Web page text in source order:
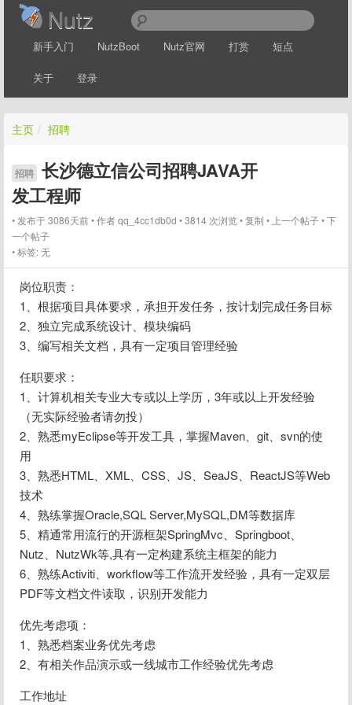
Nutz
新手入门 NutzBoot Nutz官网 打赏 短点
关于 登录
主页 / 招聘
招聘 长沙德立信公司招聘JAVA开
发工程师
发布于 3086天前 作者qq_4cc1db0d 3814 次浏览 复制 上一个帖子 下
一个帖子
标签:无
岗位职责：
1、根据项目具体要求，承担开发任务，按计划完成任务目标
2、独立完成系统设计、模块编码
3、编写相关文档，具有一定项目管理经验
任职要求：
1、计算机相关专业大专或以上学历，3年或以上开发经验
（无实际经验者请勿投）
2、熟悉myEclipse等开发工具，掌握Maven、git、svn的使
用
3、熟悉HTML、XML、CSS、JS、SeaJS、ReactJS等Web
技术
4、熟练掌握Oracle,SQL Server,MySQL,DM等数据库
5、精通常用流行的开源框架SpringMvc、Springboot、
Nutz、NutzWk等,具有一定构建系统主框架的能力
6、熟练Activiti、workflow等工作流开发经验，具有一定双层
PDF等文档文件读取，识别开发能力
优先考虑项：
1、熟悉档案业务优先考虑
2、有相关作品演示或一线城市工作经验优先考虑
工作地址